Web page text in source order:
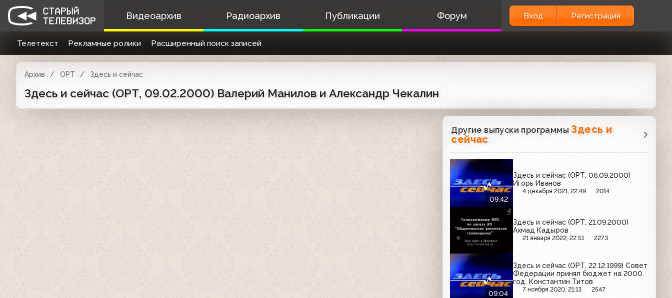
Видеоархив Радиоархив Публикации Форум Вход Регистрация
Телетекст Рекламные ролики Расширенный поиск записей
Архив ОРТ Здесь и сейчас
Здесь и сейчас (ОРТ, 09.02.2000) Валерий Манилов и Александр Чекалин
Другие выпуски программы Здесь и
сейчас
09:42
Здесь и сейчас (ОРТ, 06.09.2000)
Игорь Иванов
4 декабря 2021, 22:49 2014
Здесь и сейчас (ОРТ, 21.09.2000)
Ахмад Кадыров
21 января 2022, 22:51 2273
09:04
Здесь и сейчас (ОРТ, 22.12.1999) Совет
Федерации принял бюджет на 2000
год. Константин Титов
7 ноября 2020, 21:13 2547